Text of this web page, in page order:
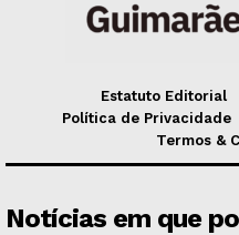
Estatuto Editorial
Política de Privacidade
Termos &
Notícias em que